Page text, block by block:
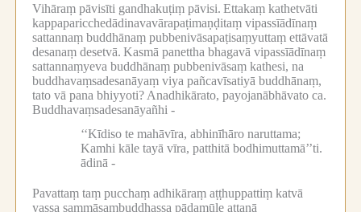
Vihāraṃ pāvisīti gandhakuṭiṃ pāvisi. Ettakaṃ kathetvāti
kappaparicchedādinavavārapaṭimaṇḍitaṃ vipassīādīnaṃ
sattannaṃ buddhānaṃ pubbenivāsapaṭisaṃyuttaṃ ettāvatā
desanaṃ desetvā. Kasmā panettha bhagavā vipassīādīnaṃ
sattannaṃyeva buddhānaṃ pubbenivāsaṃ kathesi, na
buddhavaṃsadesanāyaṃ viya pañcavīsatiyā buddhānaṃ,
tato vā pana bhiyyoti? Anadhikārato, payojanābhāvato ca.
Buddhavaṃsadesanāyañhi -
‘‘Kīdiso te mahāvīra, abhinīhāro naruttama;
Kamhi kāle tayā vīra, patthitā bodhimuttamā’’ti.
ādinā -
Pavattaṃ taṃ pucchaṃ adhikāraṃ aṭṭhuppattiṃ katvā
yassa sammāsambuddhassa pādamūle attanā